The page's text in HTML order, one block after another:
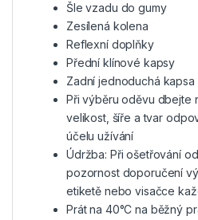
Šle vzadu do gumy
Zesílená kolena
Reflexní doplňky
Přední klínové kapsy
Zadní jednoduchá kapsa
Při výběru oděvu dbejte
velikost, šíře a tvar
účelu užívání
Údržba: Při ošetřování
pozornost doporučení
etiketě nebo visačce
Prát na 40°C na běžný